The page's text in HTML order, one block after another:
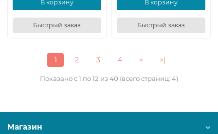
В корзину
Быстрый заказ
В корзину
Быстрый заказ
1 2 3 4 > >|
Показано с 1 по 12 из 40 (всего страниц: 4)
Магазин